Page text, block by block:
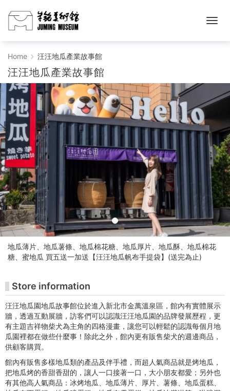
汪
汪
地
瓜
產
業
故
事
館
-
朱
铭
美
术
馆
购
票
Home 汪汪地瓜產業故事館
汪汪地瓜產業故事館
地瓜薄片、地瓜薯條、地瓜棉花糖、地瓜厚片、地瓜酥、地瓜棉花
糖、蜜地瓜 買五送一加送【汪汪地瓜帆布手提袋】(送完為止)
Store information
汪汪地瓜園地瓜故事館位於進入新北市金萬溫泉區，館內有實體展示
牆，透過互動展牆，訪客們可以認識汪汪地瓜園的品牌發展歷程，更
有主題吉祥物柴犬為主角的四格漫畫，讓您可以輕鬆的認識每個月地
瓜園裡都在做些什麼事！除此之外，館內更有販售柴犬的週邊商品，
供顧客購買。
館內有販售多樣地瓜類的產品及伴手禮，而超人氣商品就是烤地瓜，
把地瓜烤的香甜香甜的，讓人一口接著一口，大小朋友都愛；另外也
有其他高人氣商品：冰烤地瓜、地瓜薄片、厚片、薯條、地瓜蛋糕、